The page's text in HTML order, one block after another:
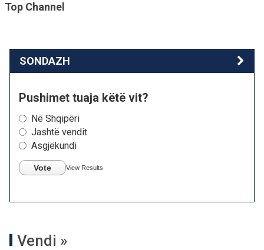
Top Channel
SONDAZH
Pushimet tuaja këtë vit?
Në Shqipëri
Jashtë vendit
Asgjëkundi
Vote View Results
Vendi »